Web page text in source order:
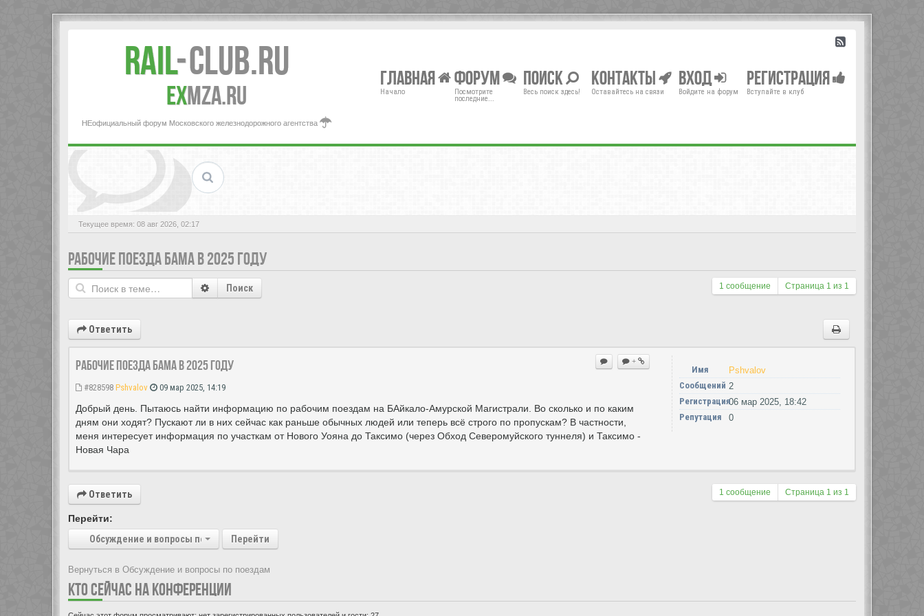
Rail-Club.RU
exMZA.RU
НЕофициальный форум Московского железнодорожного агентства
Главная
Начало
Форум
Посмотрите
последние...
Поиск
Весь поиск здесь!
Контакты
Оставайтесь на связи
Вход
Войдите на форум
Регистрация
Вступайте в клуб
Текущее время: 08 авг 2026, 02:17
РАБОЧИЕ ПОЕЗДА БАМА В 2025 ГОДУ
1 сообщение Страница 1 из 1
Поиск
Ответить
+
Рабочие поезда БАМа в 2025 году
#828598 Pshvalov 09 мар 2025, 14:19
Добрый день. Пытаюсь найти информацию по рабочим поездам на БАйкало-Амурской Магистрали. Во сколько и по каким
дням они ходят? Пускают ли в них сейчас как раньше обычных людей или теперь всё строго по пропускам? В частности,
меня интересует информация по участкам от Нового Уояна до Таксимо (через Обход Северомуйского туннеля) и Таксимо -
Новая Чара
Имя
Pshvalov
Сообщений 2
Регистрация06 мар 2025, 18:42
Репутация
0
Ответить 1 сообщение Страница 1 из 1
Перейти:
Обсуждение и вопросы по поездамПерейти
Вернуться в Обсуждение и вопросы по поездам
КТО СЕЙЧАС НА КОНФЕРЕНЦИИ